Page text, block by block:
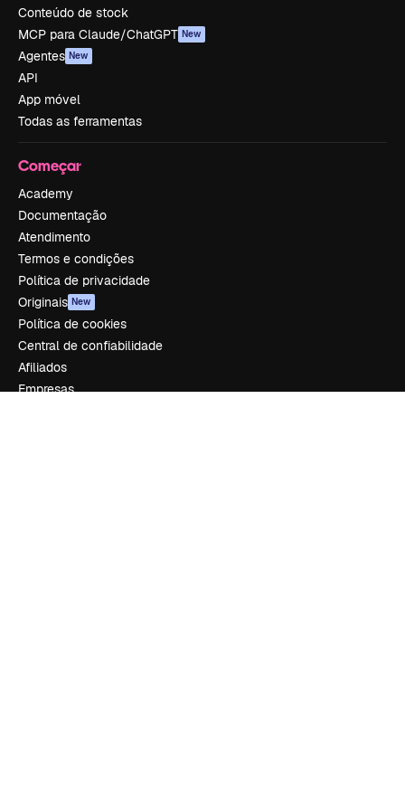
Conteúdo de stock
MCP para Claude/ChatGPT New
Agentes New
API
App móvel
Todas as ferramentas
Começar
Academy
Documentação
Atendimento
Termos e condições
Política de privacidade
Originais New
Política de cookies
Central de confiabilidade
Afiliados
Empresas